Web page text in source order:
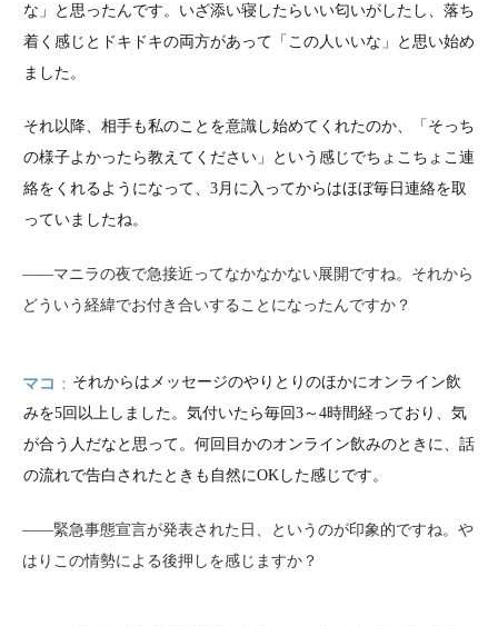
な」と思ったんです。いざ添い寝したらいい匂いがしたし、落ち
着く感じとドキドキの両方があって「この人いいな」と思い始め
ました。
それ以降、相手も私のことを意識し始めてくれたのか、「そっち
の様子よかったら教えてください」という感じでちょこちょこ連
絡をくれるようになって、3月に入ってからはほぼ毎日連絡を取
っていましたね。
――マニラの夜で急接近ってなかなかない展開ですね。それから
どういう経緯でお付き合いすることになったんですか？
マコ
それからはメッセージのやりとりのほかにオンライン飲
みを5回以上しました。気付いたら毎回3～4時間経っており、気
が合う人だなと思って。何回目かのオンライン飲みのときに、話
の流れで告白されたときも自然にOKした感じです。
――緊急事態宣言が発表された日、というのが印象的ですね。や
はりこの情勢による後押しを感じますか？